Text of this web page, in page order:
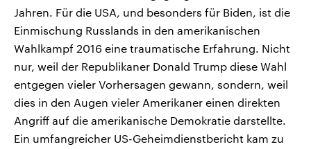
Jahren. Für die USA, und besonders für Biden, ist die
Einmischung Russlands in den amerikanischen
Wahlkampf 2016 eine traumatische Erfahrung. Nicht
nur, weil der Republikaner Donald Trump diese Wahl
entgegen vieler Vorhersagen gewann, sondern, weil
dies in den Augen vieler Amerikaner einen direkten
Angriff auf die amerikanische Demokratie darstellte.
Ein umfangreicher US-Geheimdienstbericht kam zu